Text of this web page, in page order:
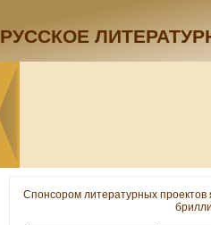
РУССКОЕ
Спонсором литературных